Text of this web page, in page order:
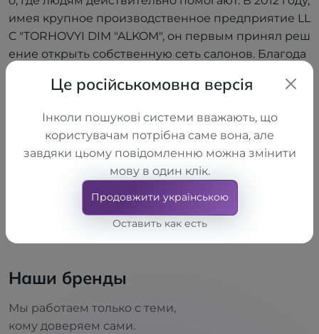
имея крупное производственное предприятие LL
C "TORHOVYI DIM "ALKOM", он первым принял реш
ение открыть собственную сеть салонов. Благода
одства до взаимодействия с конечным потребите
ь. Он знает, что такое боль, неуверенность и поис
ки выхода. Именно поэтому ORTOS не просто про
даёт ортопедические изделия — он помогает люд
ям двигаться вперёд.
Наши бренды
Мы работаем только с теми,
кому доверяем сами.
Це російськомовна версія
Інколи пошукові системи вважають, що
користувачам потрібна саме вона, але
завдяки цьому повідомленню можна змінити
мову в один клік.
Продовжити українською
Оставить как есть